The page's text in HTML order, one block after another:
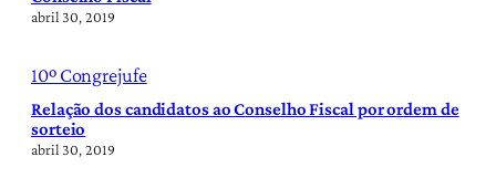
abril 30, 2019
10º Congrejufe
Relação dos candidatos ao Conselho Fiscal por ordem de
sorteio
abril 30, 2019